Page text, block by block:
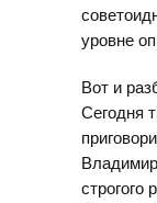
уровне
Вот и
Сегодня